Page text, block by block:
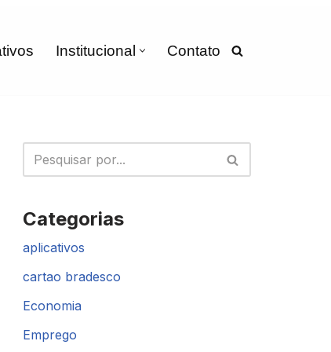
Institucional Contato
Categorias
aplicativos
cartao bradesco
Economia
Emprego